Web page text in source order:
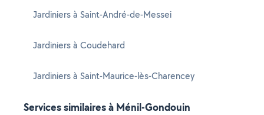
Jardiniers à Saint-André-de-Messei
Jardiniers à Coudehard
Jardiniers à Saint-Maurice-lès-Charencey
Services similaires à Ménil-Gondouin